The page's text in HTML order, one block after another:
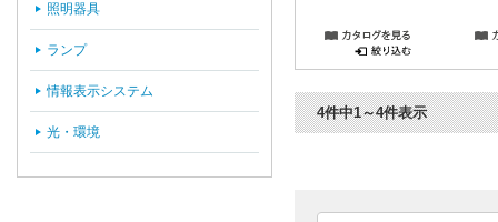
4件中1～4件表示
照明器具
ランプ
情報表示システム
光・環境